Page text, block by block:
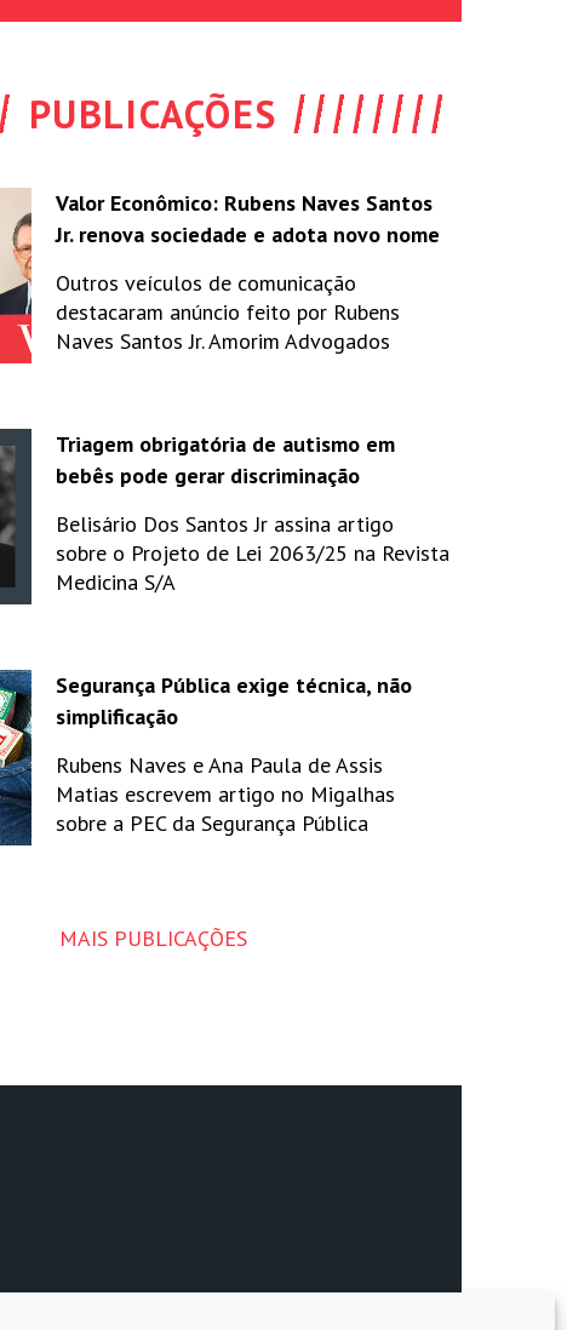
PUBLICAÇÕES
Valor Econômico: Rubens Naves Santos
Jr. renova sociedade e adota novo nome
Outros veículos de comunicação
destacaram anúncio feito por Rubens
Naves Santos Jr. Amorim Advogados
Triagem obrigatória de autismo em
bebês pode gerar discriminação
Belisário Dos Santos Jr assina artigo
sobre o Projeto de Lei 2063/25 na Revista
Medicina S/A
Segurança Pública exige técnica, não
simplificação
Rubens Naves e Ana Paula de Assis
Matias escrevem artigo no Migalhas
sobre a PEC da Segurança Pública
MAIS PUBLICAÇÕES